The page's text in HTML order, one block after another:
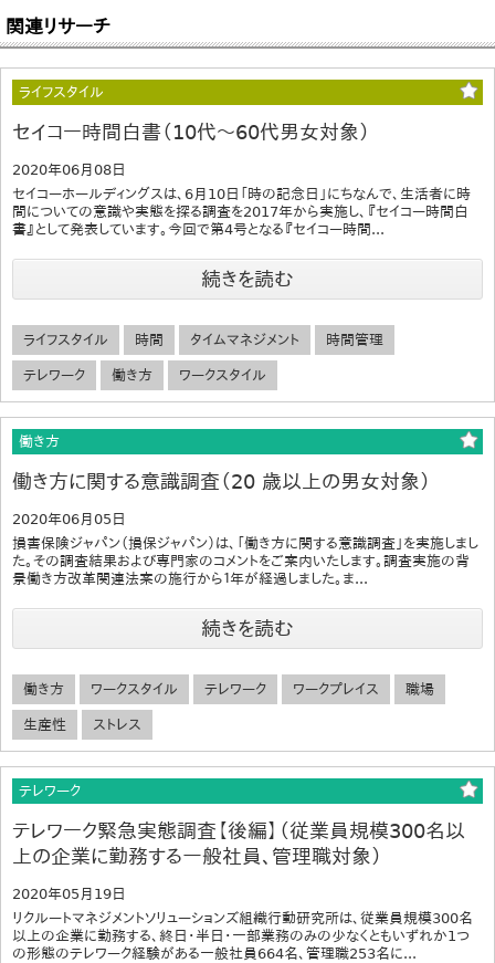
関連リサーチ
ライフスタイル
セイコー時間白書（10代～60代男女対象）
2020年06月08日
セイコーホールディングスは、6月10日「時の記念日」にちなんで、生活者に時
間についての意識や実態を探る調査を2017年から実施し、『セイコー時間白
書』として発表しています。今回で第4号となる『セイコー時間...
続きを読む
ライフスタイル 時間 タイムマネジメント 時間管理
テレワーク 働き方 ワークスタイル
働き方
働き方に関する意識調査（20 歳以上の男女対象）
2020年06月05日
損害保険ジャパン（損保ジャパン）は、「働き方に関する意識調査」を実施しまし
た。その調査結果および専門家のコメントをご案内いたします。調査実施の背
景働き方改革関連法案の施行から１年が経過しました。ま...
続きを読む
働き方 ワークスタイル テレワーク ワークプレイス 職場
生産性 ストレス
テレワーク
テレワーク緊急実態調査【後編】（従業員規模300名以
上の企業に勤務する一般社員、管理職対象）
2020年05月19日
リクルートマネジメントソリューションズ組織行動研究所は、従業員規模300名
以上の企業に勤務する、終日・半日・一部業務のみの少なくともいずれか1つ
の形態のテレワーク経験がある一般社員664名、管理職253名に...